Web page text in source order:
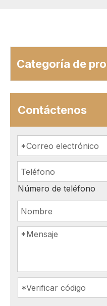
Categoría de
Contáctenos
Número de teléfono